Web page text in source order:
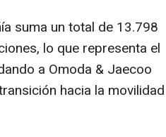
suma un total de 13.798
lo que representa el
a Omoda & Jaecoo
hacia la movilidad